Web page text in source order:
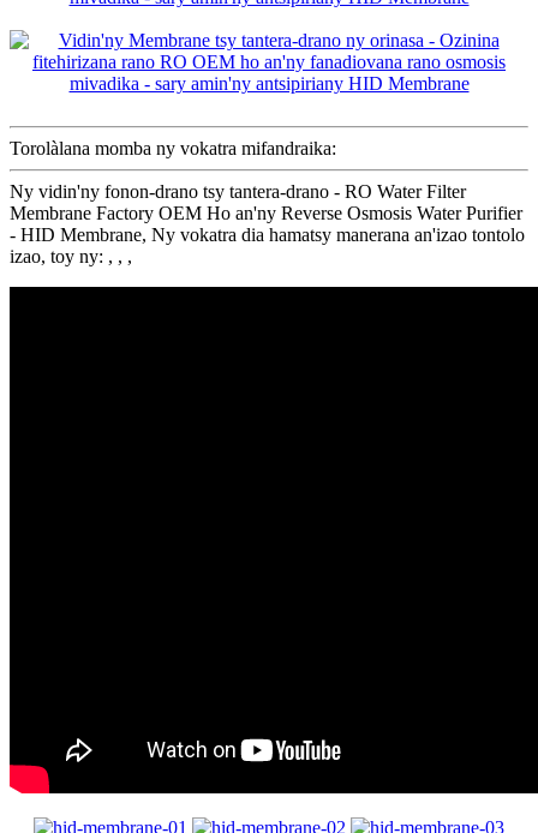
Torolàlana momba ny vokatra mifandraika:
Ny vidin'ny fonon-drano tsy tantera-drano - RO Water Filter
Membrane Factory OEM Ho an'ny Reverse Osmosis Water Purifier
- HID Membrane, Ny vokatra dia hamatsy manerana an'izao tontolo
izao, toy ny: , , ,